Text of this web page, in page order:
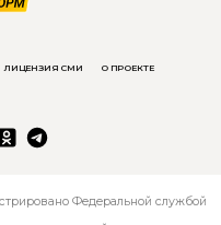
ЛИЦЕНЗИЯ СМИ О ПРОЕКТЕ
Федеральной службой